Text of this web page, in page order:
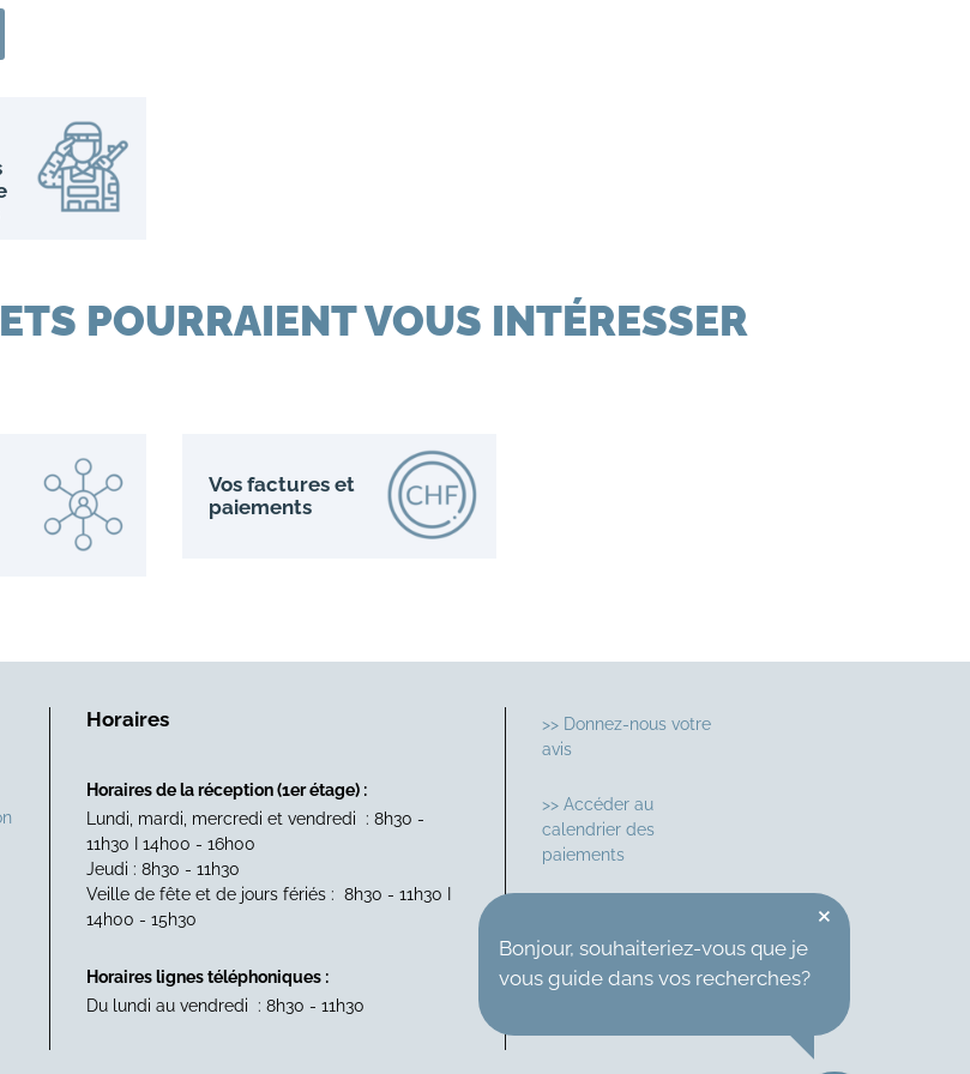
POURRAIENT VOUS INTÉRESSER
Vos factures et
paiements
Horaires
Horaires de la réception (1er étage) :
Lundi, mardi, mercredi et vendredi : 8h30 -
11h30 I 14h00 - 16h00
Jeudi : 8h30 - 11h30
Veille de fête et de jours fériés : 8h30 - 11h30 I
14h00 - 15h30
Horaires lignes téléphoniques :
Du lundi au vendredi : 8h30 - 11h30
>> Donnez-nous votre
avis
>> Accéder au
calendrier des
paiements
Bonjour, souhaiteriez-vous que je
vous guide dans vos recherches?
×